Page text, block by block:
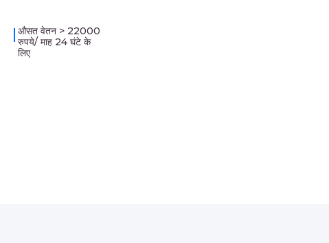
औसत वेतन > 22000
रुपये/ माह 24 घंटे के
लिए